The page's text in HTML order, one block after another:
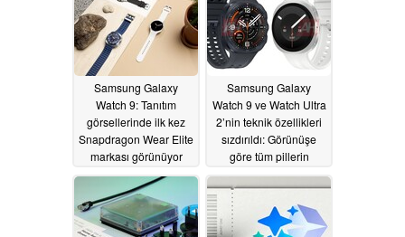
Samsung Galaxy
Watch 9: Tanıtım
görsellerinde ilk kez
Snapdragon Wear Elite
markası görünüyor
07/18/2026
Samsung Galaxy
Watch 9 ve Watch Ultra
2’nin teknik özellikleri
sızdırıldı: Görünüşe
göre tüm pillerin
kapasitesi artmıyor
07/11/2026